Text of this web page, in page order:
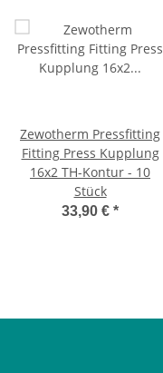
Zewotherm Pressfitting
Fitting Press Kupplung
16x2 TH-Kontur - 10
Stück
33,90 € *